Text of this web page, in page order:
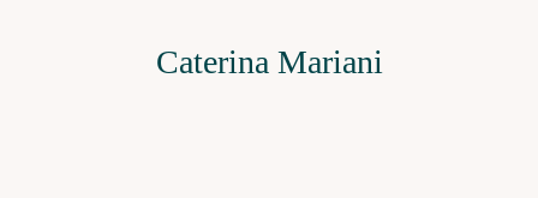
Caterina Mariani